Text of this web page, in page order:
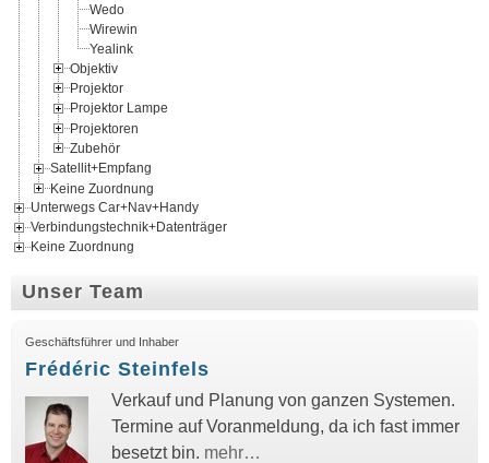
Wedo
Wirewin
Yealink
Objektiv
Projektor
Projektor Lampe
Projektoren
Zubehör
Satellit+Empfang
Keine Zuordnung
Unterwegs Car+Nav+Handy
Verbindungstechnik+Datenträger
Keine Zuordnung
Unser Team
Geschäftsführer und Inhaber
Frédéric Steinfels
Verkauf und Planung von ganzen Systemen.
Termine auf Voranmeldung, da ich fast immer
besetzt bin. mehr…